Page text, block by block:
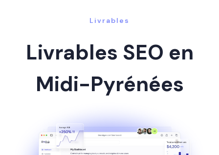
Livrables
Livrables SEO en
Midi-Pyrénées